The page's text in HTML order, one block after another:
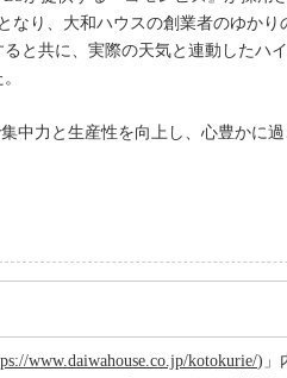
り、大和ハウスの創業者のゆか
と共に、実際の天気と連動したハ
中力と生産性を向上し、心豊かに
www.daiwahouse.co.jp/kotokurie/)」